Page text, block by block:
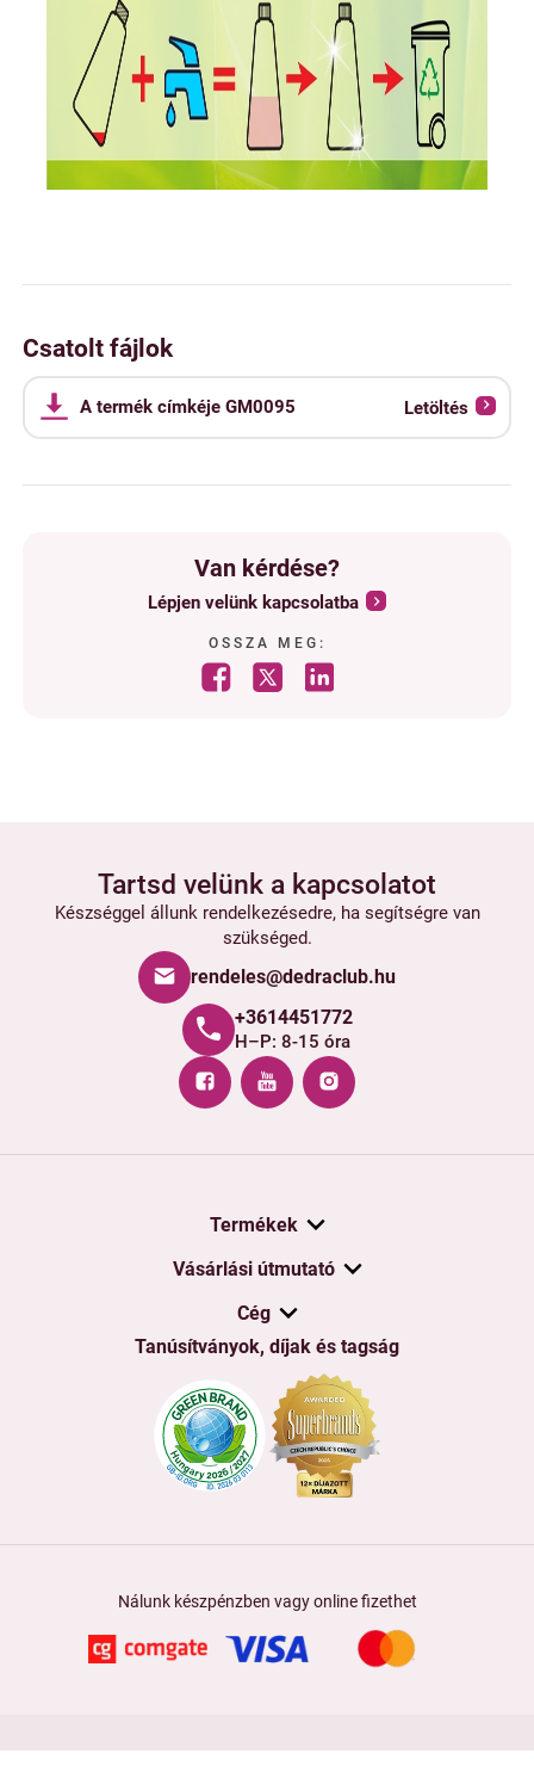
Csatolt fájlok
A termék címkéje GM0095 Letöltés
Van kérdése?
Lépjen velünk kapcsolatba
OSSZA MEG:
Tartsd velünk a kapcsolatot
Készséggel állunk rendelkezésedre, ha segítségre van
szükséged.
rendeles@dedraclub.hu
+3614451772
H–P: 8-15 óra
Termékek
Vásárlási útmutató
Cég
Tanúsítványok, díjak és tagság
Nálunk készpénzben vagy online fizethet